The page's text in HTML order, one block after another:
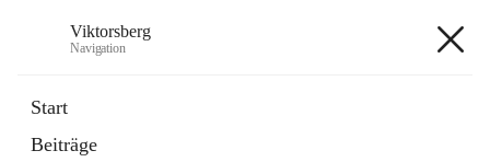
Viktorsberg
Navigation
Start
Beiträge